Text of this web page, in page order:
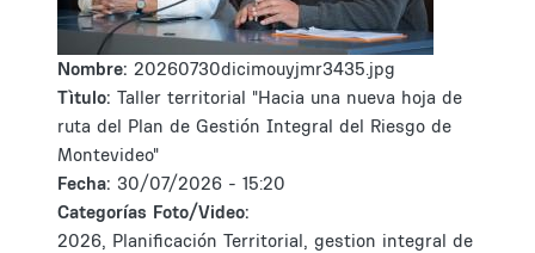
Nombre: 20260730dicimouyjmr3435.jpg
Tìtulo: Taller territorial "Hacia una nueva hoja de
ruta del Plan de Gestión Integral del Riesgo de
Montevideo"
Fecha: 30/07/2026 - 15:20
Categorías Foto/Video:
2026, Planificación Territorial, gestion integral de